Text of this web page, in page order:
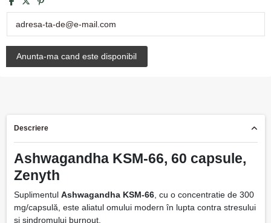
Descriere
Ashwagandha KSM-66, 60 capsule,
Zenyth
Suplimentul Ashwagandha KSM-66, cu o concentratie de 300
mg/capsulă, este aliatul omului modern în lupta contra stresului
și sindromului burnout.